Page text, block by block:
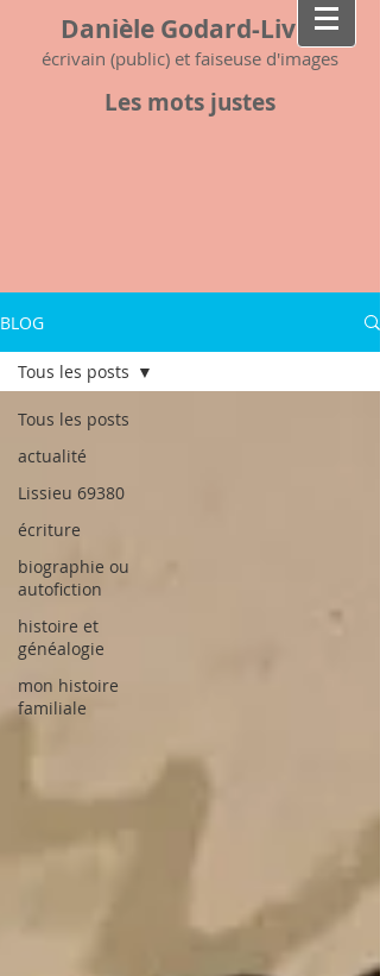
Danièle Godard-Livet
écrivain (public) et faiseuse d'images
Les mots justes
BLOG
Tous les posts
actualité
Lissieu 69380
écriture
biographie ou
autofiction
histoire et
généalogie
mon histoire
familiale
Tous les posts